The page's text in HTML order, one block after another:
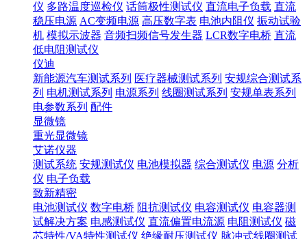
仪 多路温度巡检仪 话筒极性测试仪 直流电子负载 直流
稳压电源 AC变频电源 高压数字表 电池内阻仪 振动试验
机 模拟示波器 音频扫频信号发生器 LCR数字电桥 直流
低电阻测试仪
仪迪
新能源汽车测试系列 医疗器械测试系列 安规综合测试系
列 电机测试系列 电源系列 线圈测试系列 安规单表系列
电参数系列 配件
显微镜
重光显微镜
艾诺仪器
测试系统 安规测试仪 电池模拟器 综合测试仪 电源 分析
仪 电子负载
致新精密
电池测试仪 数字电桥 阻抗测试仪 电容测试仪 电容器测
试解决方案 电感测试仪 直流偏置电流源 电阻测试仪 磁
芯特性/VA特性测试仪 绝缘耐压测试仪 脉冲式线圈测试